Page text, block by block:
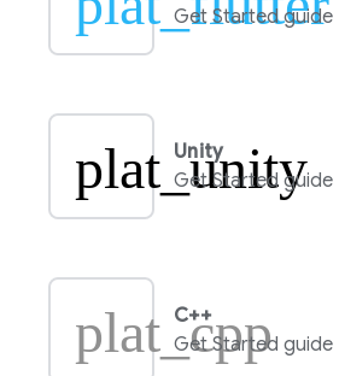
Get Started guide
plat_unity
Unity
Get Started guide
plat_cpp
C++
Get Started guide